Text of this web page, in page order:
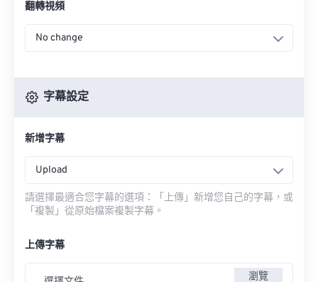
翻轉視頻
No change
字幕設定
新增字幕
Upload
請選擇最適合您字幕的選項：「上傳」新增您自己的字幕，或
「複製」從原始檔案複製字幕。
上傳字幕
瀏覽